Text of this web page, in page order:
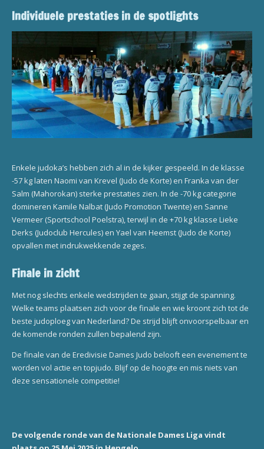
Individuele prestaties in de spotlights
Enkele judoka’s hebben zich al in de kijker gespeeld. In de klasse
-57 kg laten Naomi van Krevel (Judo de Korte) en Franka van der
Salm (Mahorokan) sterke prestaties zien. In de -70 kg categorie
domineren Kamile Nalbat (Judo Promotion Twente) en Sanne
Vermeer (Sportschool Poelstra), terwijl in de +70 kg klasse Lieke
Derks (Judoclub Hercules) en Yael van Heemst (Judo de Korte)
opvallen met indrukwekkende zeges.
Finale in zicht
Met nog slechts enkele wedstrijden te gaan, stijgt de spanning.
Welke teams plaatsen zich voor de finale en wie kroont zich tot de
beste judoploeg van Nederland? De strijd blijft onvoorspelbaar en
de komende ronden zullen bepalend zijn.
De finale van de Eredivisie Dames Judo belooft een evenement te
worden vol actie en topjudo. Blijf op de hoogte en mis niets van
deze sensationele competitie!
De volgende ronde van de Nationale Dames Liga vindt